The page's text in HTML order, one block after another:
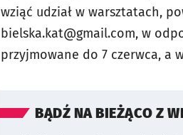
wziąć udział w warsztatach,
bielska.kat@gmail.com, w
przyjmowane do 7 czerwca, a
BĄDŹ NA BIEŻĄCO Z